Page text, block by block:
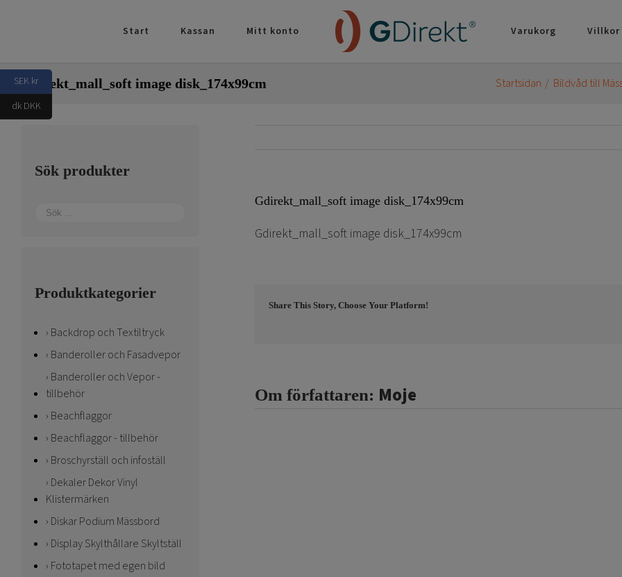
Start Kassan Mitt konto Varukorg Villkor
Gdirekt_mall_soft image disk_174x99cm Startsidan Bildvåd till
Gdirekt_mall_soft image disk_174x99cm
Gdirekt_mall_soft image disk_174x99cm
Share This Story, Choose Your Platform!
Om författaren: Moje
Sök produkter
Produktkategorier
Backdrop och Textiltryck
Banderoller och Fasadvepor
Banderoller och Vepor -
tillbehör
Beachflaggor
Beachflaggor - tillbehör
Broschyrställ och infoställ
Dekaler Dekor Vinyl
Klistermärken
Diskar Podium Mässbord
Display Skylthållare Skyltställ
Fototapet med egen bild
SEK kr
dk DKK